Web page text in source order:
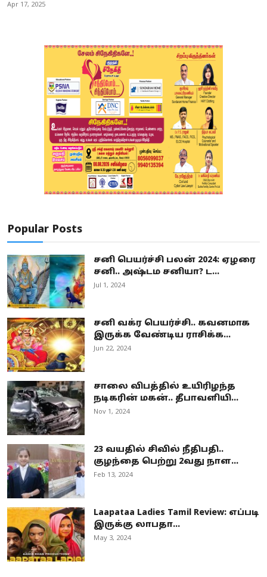
Apr 17, 2025
Popular Posts
சனி பெயர்ச்சி பலன் 2024: ஏழரை
சனி.. அஷ்டம சனியா? ட...
Jul 1, 2024
சனி வக்ர பெயர்ச்சி.. கவனமாக
இருக்க வேண்டிய ராசிக்க...
Jun 22, 2024
சாலை விபத்தில் உயிரிழந்த
நடிகரின் மகன்.. தீபாவளியி...
Nov 1, 2024
23 வயதில் சிவில் நீதிபதி..
குழந்தை பெற்று 2வது நாள...
Feb 13, 2024
Laapataa Ladies Tamil Review: எப்படி
இருக்கு லாபதா...
May 3, 2024